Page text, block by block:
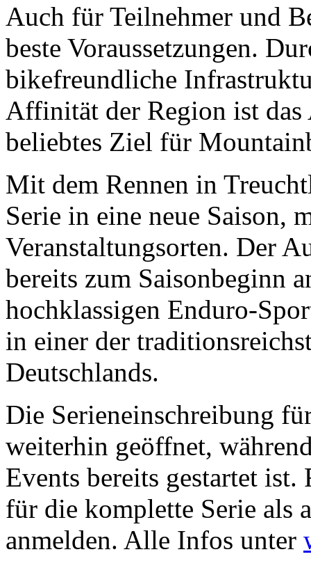
Auch für Teilnehmer und
beste Voraussetzungen.
bikefreundliche
Affinität der Region ist
beliebtes Ziel für
Mit dem Rennen in
Serie in eine neue Saison,
Veranstaltungsorten. Der
bereits zum Saisonbeginn
hochklassigen Enduro-
in einer der
Deutschlands.
Die Serieneinschreibung
weiterhin geöffnet,
Events bereits gestartet
für die komplette Serie als
anmelden. Alle Infos unter